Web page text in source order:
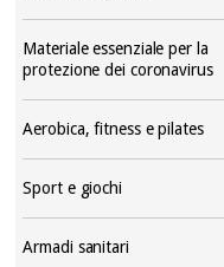
Materiale essenziale per la
protezione dei coronavirus
Aerobica, fitness e pilates
Sport e giochi
Armadi sanitari